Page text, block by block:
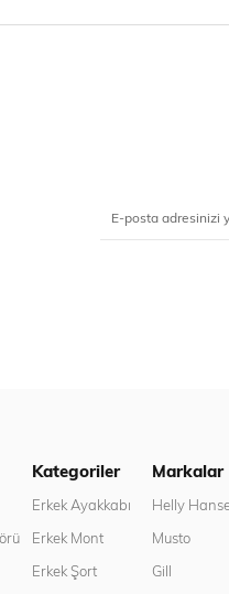
Kategoriler
Erkek Ayakkabı
Erkek Mont
Erkek Şort
Markalar
Helly
Musto
Gill